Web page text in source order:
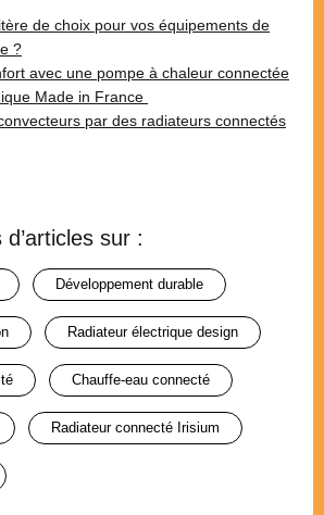
de choix pour vos équipements de
?
avec une pompe à chaleur connectée
Made in France
par des radiateurs connectés
sur :
développement durable
radiateur électrique design
chauffe-eau connecté
radiateur connecté Irisium